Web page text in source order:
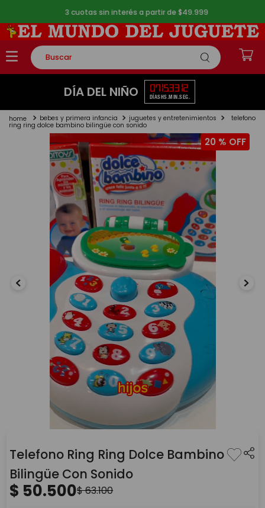
3 cuotas sin interés a partir de $49.999
Buscar
TÉRMINOS MÁS BUSCADOS
2.
lego
peluche
monopatin
toy story
DÍA DEL NIÑO 07
DÍAS
15
HS.
33
MIN.
12
SEG.
bebes y primera infancia juguetes y entretenimientos telefono
ring ring dolce bambino bilingüe con sonido
20 %
Telefono Ring Ring Dolce Bambino
Bilingüe Con Sonido
$ 50.500$63.100